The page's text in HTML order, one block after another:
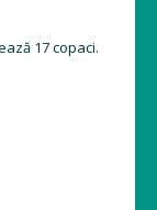
17 copaci.